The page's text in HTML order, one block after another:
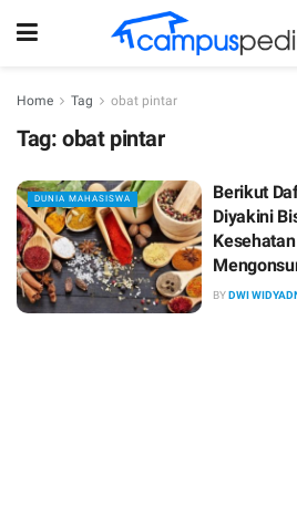
Home Tag obat pintar
Tag: obat pintar
DUNIA MAHASISWA
Berikut
Diyakini
BYDWI